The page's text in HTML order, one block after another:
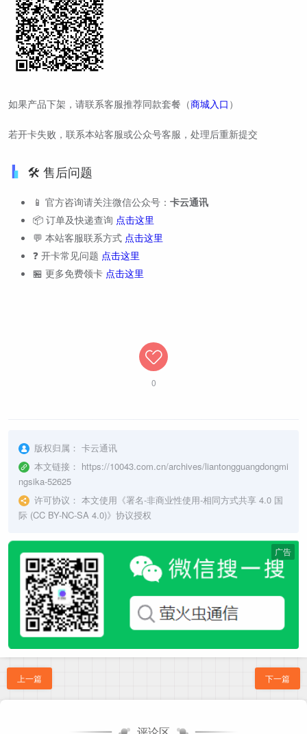
如果产品下架，请联系客服推荐同款套餐（商城入口 ）
若开卡失败，联系本站客服或公众号客服，处理后重新提交
🛠️ 售后问题
📱 官方咨询请关注微信公众号： 卡云通讯
📦 订单及快递查询 点击这里
💬 本站客服联系方式 点击这里
❓ 开卡常见问题 点击这里
🏪 更多免费领卡 点击这里
0
版权归属： 卡云通讯
本文链接： https://10043.com.cn/archives/liantongguangdongmi
ngsika-52625
许可协议： 本文使用《署名-非商业性使用-相同方式共享 4.0 国
际 (CC BY-NC-SA 4.0)》协议授权
广告
上一篇 下一篇